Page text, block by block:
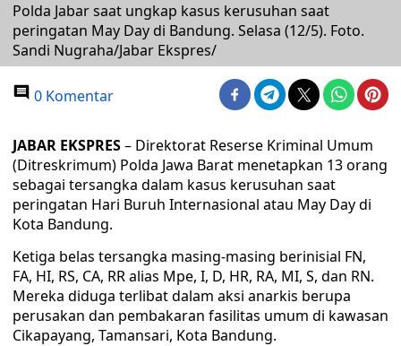
Polda Jabar saat ungkap kasus kerusuhan saat
peringatan May Day di Bandung. Selasa (12/5). Foto.
Sandi Nugraha/Jabar Ekspres/
0 Komentar
JABAR EKSPRES– Direktorat Reserse Kriminal Umum
(Ditreskrimum) Polda Jawa Barat menetapkan 13 orang
sebagai tersangka dalam kasus kerusuhan saat
peringatan Hari Buruh Internasional atau May Day di
Kota Bandung.
Ketiga belas tersangka masing-masing berinisial FN,
FA, HI, RS, CA, RR alias Mpe, I, D, HR, RA, MI, S, dan RN.
Mereka diduga terlibat dalam aksi anarkis berupa
perusakan dan pembakaran fasilitas umum di kawasan
Cikapayang, Tamansari, Kota Bandung.